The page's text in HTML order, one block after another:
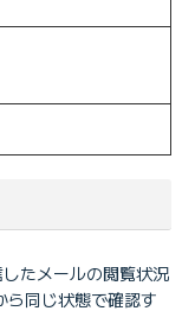
たメールの閲覧状況
同じ状態で確認す